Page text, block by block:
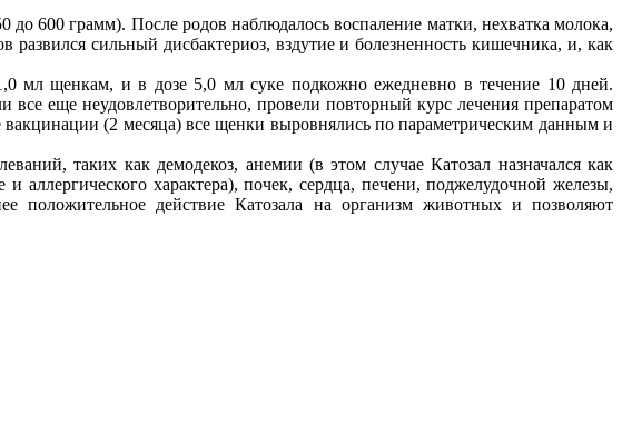
600 грамм). После родов наблюдалось воспаление матки, нехватка молока,
сильный дисбактериоз, вздутие и болезненность кишечника, и, как
мл щенкам, и в дозе 5,0 мл суке подкожно ежедневно в течение 10 дней.
еще неудовлетворительно, провели повторный курс лечения препаратом
(2 месяца) все щенки выровнялись по параметрическим данным и
таких как демодекоз, анемии (в этом случае Катозал назначался как
аллергического характера), почек, сердца, печени, поджелудочной железы,
положительное действие Катозала на организм животных и позволяют